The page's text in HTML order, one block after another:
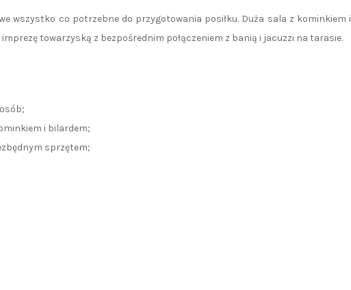
wszystko co potrzebne do przygotowania posiłku. Duża sala z kominkiem i
towarzyską z bezpośrednim połączeniem z banią i jacuzzi na tarasie.
i bilardem;
sprzętem;